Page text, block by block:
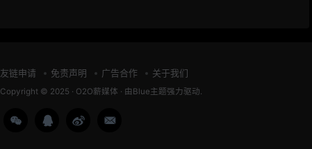
友链申请 免责声明 广告合作 关于我们
Copyright © 2025 · O2O薪媒体 · 由 Blue主题强力驱动.